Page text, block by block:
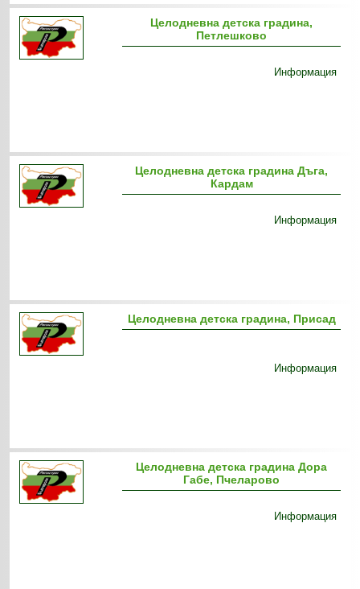
Целодневна детска градина,
Петлешково
Информация
Целодневна детска градина Дъга,
Кардам
Информация
Целодневна детска градина, Присад
Информация
Целодневна детска градина Дора
Габе, Пчеларово
Информация